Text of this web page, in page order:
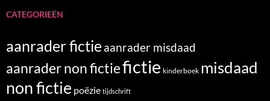
CATEGORIEËN
aanrader fictie aanrader misdaad
aanrader non fictiefictie kinderboek misdaad
non fictie poëzie tijdschrift